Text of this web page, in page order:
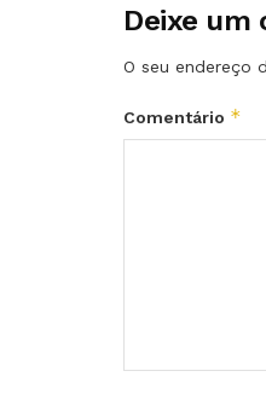
Deixe um
O seu endereço
Comentário *